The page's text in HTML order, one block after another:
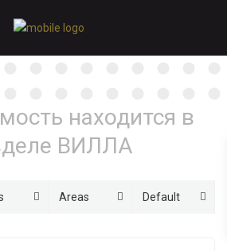
находится в
ВИЛЛА
Areas Default